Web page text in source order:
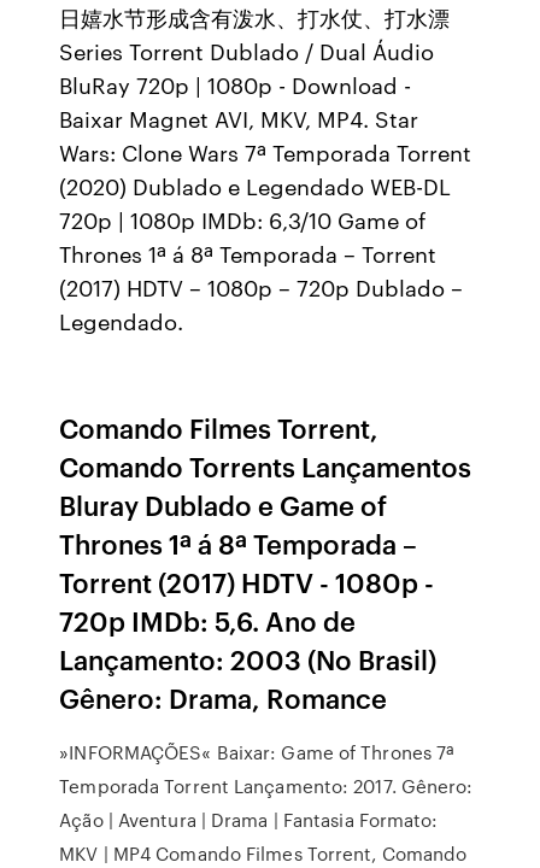
日嬉水节形成含有泼水、打水仗、打水漂
Series Torrent Dublado / Dual Áudio
BluRay 720p | 1080p - Download -
Baixar Magnet AVI, MKV, MP4. Star
Wars: Clone Wars 7ª Temporada Torrent
(2020) Dublado e Legendado WEB-DL
720p | 1080p IMDb: 6,3/10 Game of
Thrones 1ª á 8ª Temporada – Torrent
(2017) HDTV – 1080p – 720p Dublado –
Legendado.
Comando Filmes Torrent,
Comando Torrents Lançamentos
Bluray Dublado e Game of
Thrones 1ª á 8ª Temporada –
Torrent (2017) HDTV - 1080p -
720p IMDb: 5,6. Ano de
Lançamento: 2003 (No Brasil)
Gênero: Drama, Romance
»INFORMAÇÕES« Baixar: Game of Thrones 7ª
Temporada Torrent Lançamento: 2017. Gênero:
Ação | Aventura | Drama | Fantasia Formato:
MKV | MP4 Comando Filmes Torrent, Comando